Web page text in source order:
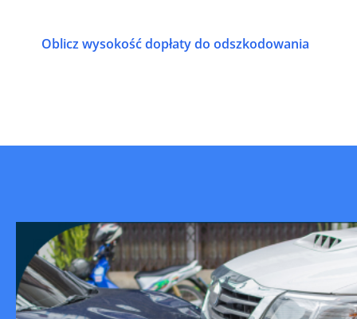
Oblicz wysokość dopłaty do odszkodowania